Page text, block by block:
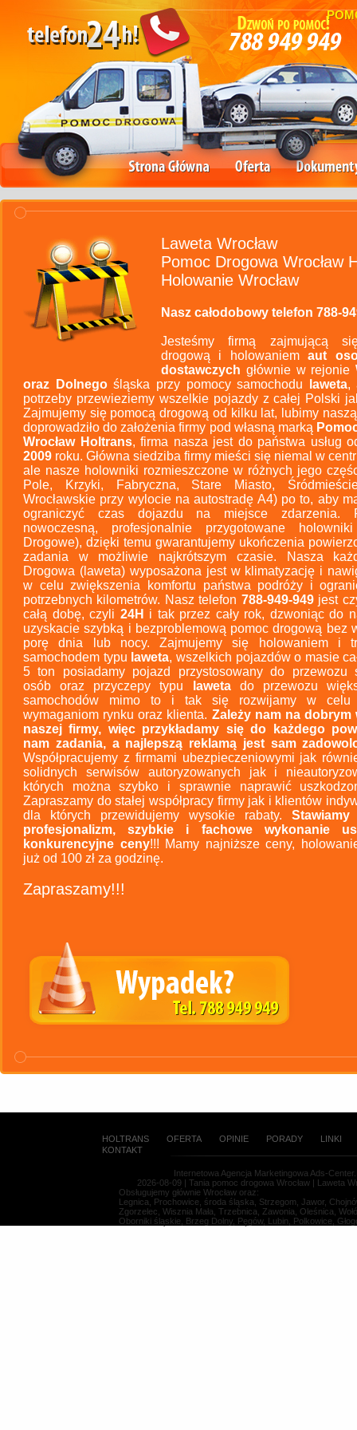
Laweta Wrocław
Pomoc Drogowa Wrocław
Holowanie Wrocław
Nasz całodobowy telefon 788-
Jesteśmy firmą zajmującą
drogową i holowaniemaut
dostawczych głównie w rejonie
oraz Dolnegośląska przy pomocy samochodu laweta,
potrzeby przewieziemy wszelkie pojazdy z całej Polski
Zajmujemy się pomocą drogową od kilku lat, lubimy
doprowadziło do założenia firmy pod własną marką
Wrocław Holtrans, firma nasza jest do państwa usług
2009 roku. Główna siedziba firmy mieści się niemal w
ale nasze holowniki rozmieszczone w różnych jego
Pole, Krzyki, Fabryczna, Stare Miasto,
Wrocławskie przy wylocie na autostradę A4) po to, aby
ograniczyć czas dojazdu na miejsce zdarzenia.
nowoczesną, profesjonalnie przygotowane
Drogowe), dzięki temu gwarantujemy ukończenia
zadania w możliwie najkrótszym czasie. Nasza
Drogowa (laweta) wyposażona jest w klimatyzację i
w celu zwiększenia komfortu państwa podróży i
potrzebnych kilometrów. Nasz telefon 788-949-949jest
całą dobę, czyli 24H i tak przez cały rok, dzwoniąc do
uzyskacie szybką i bezproblemową pomoc drogową bez
porę dnia lub nocy. Zajmujemy się holowaniem i
samochodem typu laweta, wszelkich pojazdów o masie
5 ton posiadamy pojazd przystosowany do przewozu
osób oraz przyczepy typu
lawetado przewozu
samochodów mimo to i tak się rozwijamy w celu
wymaganiom rynku oraz klienta. Zależy nam na dobrym
naszej firmy, więc przykładamy się do każdego
nam zadania, a najlepszą reklamą jest sam
Współpracujemy z firmami ubezpieczeniowymi jak
solidnych serwisów autoryzowanych jak i
których można szybko i sprawnie naprawić
Zapraszamy do stałej współpracy firmy jak i klientów
dla których przewidujemy wysokie rabaty.
profesjonalizm, szybkie i fachowe wykonanie
konkurencyjne ceny!!! Mamy najniższe ceny,
już od 100 zł za godzinę.
Zapraszamy!!!
HOLTRANS OFERTA OPINIE PORADY
LINKI
KONTAKT
Internetowa Agencja Marketingowa Ads-
2026-08-09 | Tania pomoc drogowa Wrocław | Laweta
Obsługujemy głównie Wrocław oraz:
Legnica, Prochowice, środa śląska, Strzegom, Jawor,
Zgorzelec, Wisznia Mała, Trzebnica, Zawonia, Oleśnica,
Oborniki śląskie, Brzeg Dolny, Pęgów, Lubin, Polkowice,